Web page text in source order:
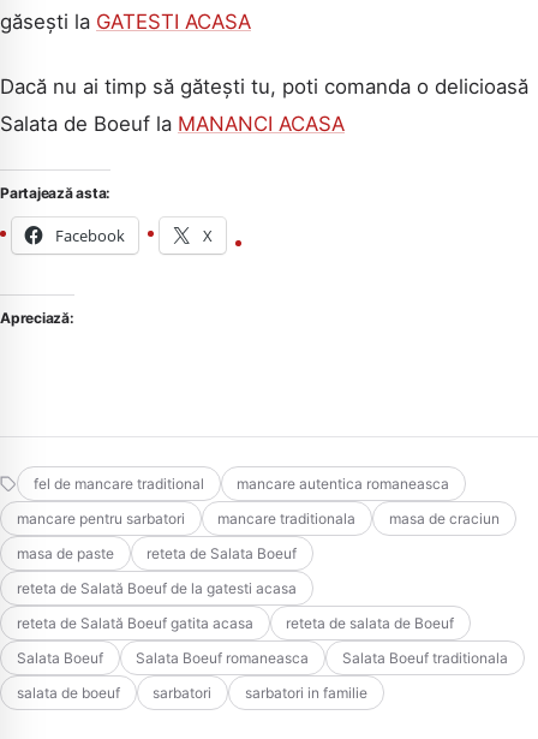
găsești la GATESTI ACASA
Dacă nu ai timp să gătești tu, poti comanda o delicioasă
Salata de Boeuf la MANANCI ACASA
Partajează asta:
Facebook X
Apreciază:
fel de mancare traditional
mancare autentica romaneasca
mancare pentru sarbatori
mancare traditionala
masa de craciun
masa de paste
reteta de Salata Boeuf
reteta de Salată Boeuf de la gatesti acasa
reteta de Salată Boeuf gatita acasa
reteta de salata de Boeuf
Salata Boeuf
Salata Boeuf romaneasca
Salata Boeuf traditionala
salata de boeuf
sarbatori sarbatori in familie